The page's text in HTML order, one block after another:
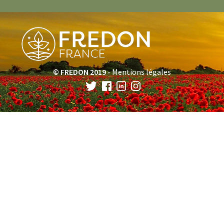
© FREDON 2019 -Mentions légales